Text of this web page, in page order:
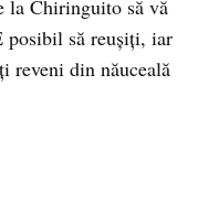
la Chiringuito să vă
posibil să reuşiţi, iar
reveni din năuceală